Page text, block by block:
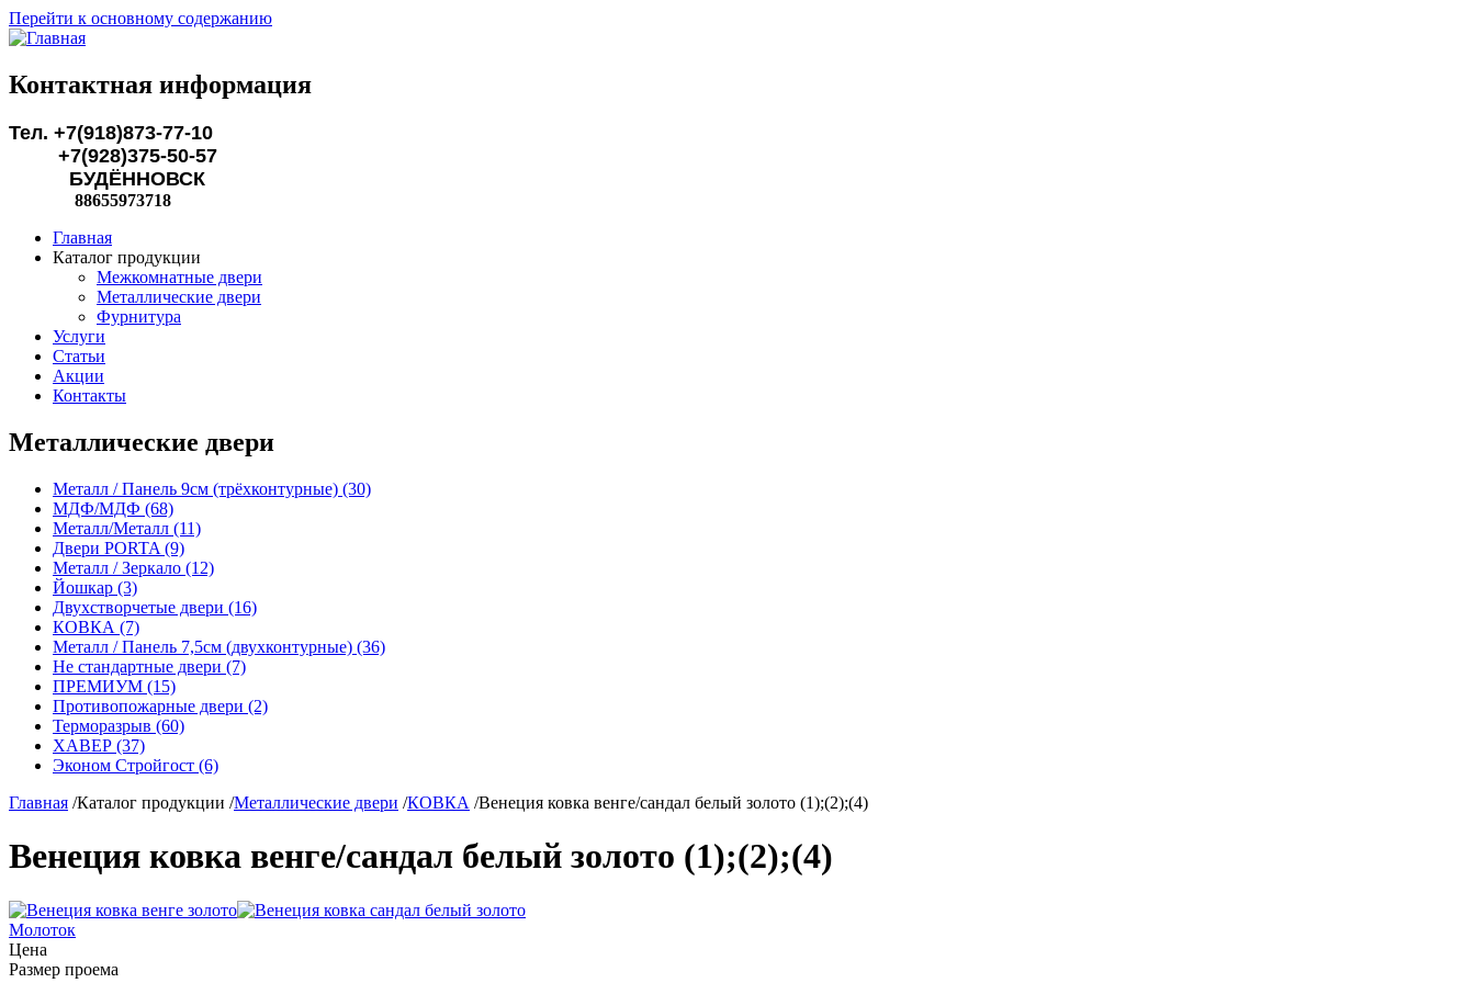
Перейти к основному содержанию
Контактная информация
Тел. +7(918)873-77-10
+7(928)375-50-57
БУДЁННОВСК
88655973718
Главная
Каталог продукции
Межкомнатные двери
Металлические двери
Фурнитура
Услуги
Статьи
Акции
Контакты
Металлические двери
Металл / Панель 9см (трёхконтурные) (30)
МДФ/МДФ (68)
Металл/Металл (11)
Двери PORTA (9)
Металл / Зеркало (12)
Йошкар (3)
Двухстворчетые двери (16)
КОВКА (7)
Металл / Панель 7,5см (двухконтурные) (36)
Не стандартные двери (7)
ПРЕМИУМ (15)
Противопожарные двери (2)
Терморазрыв (60)
ХАВЕР (37)
Эконом Стройгост (6)
Главная /Каталог продукции /Металлические двери /КОВКА /Венеция ковка венге/сандал белый золото (1);(2);(4)
Венеция ковка венге/сандал белый золото (1);(2);(4)
Молоток
Цена
Размер проема